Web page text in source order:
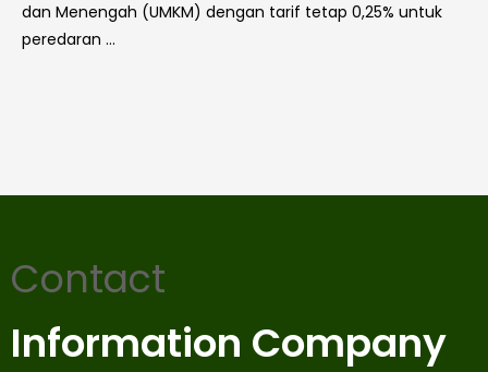
dan Menengah (UMKM) dengan tarif tetap 0,25% untuk
peredaran …
Contact
Information Company